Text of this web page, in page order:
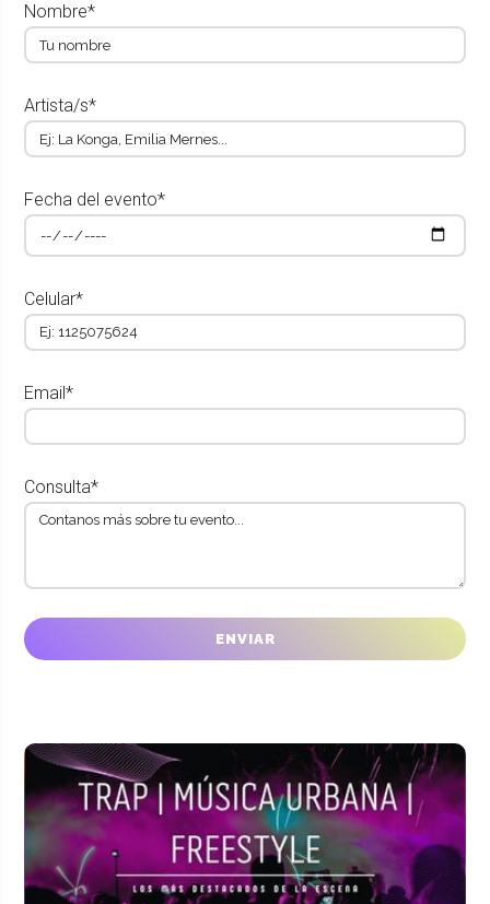
Nombre*
Artista/s*
Fecha del evento*
Celular*
Email*
Consulta*